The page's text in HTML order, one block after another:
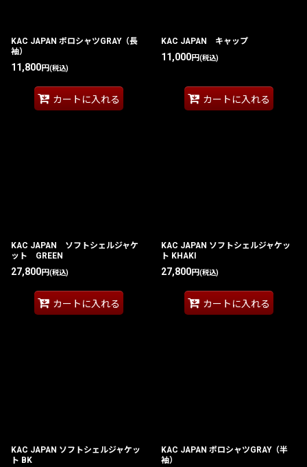
KAC JAPAN ポロシャツGRAY（長
袖）
11,800円(税込)
カートに入れる
KAC JAPAN キャップ
11,000円(税込)
カートに入れる
KAC JAPAN ソフトシェルジャケ
ット GREEN
27,800円(税込)
カートに入れる
KAC JAPAN ソフトシェルジャケッ
ト KHAKI
27,800円(税込)
カートに入れる
KAC JAPAN ソフトシェルジャケッ
ト BK
KAC JAPAN ポロシャツGRAY（半
袖）